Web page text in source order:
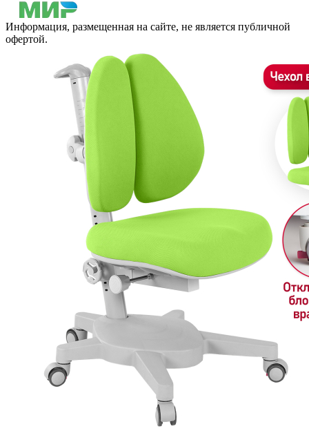
Информация, размещенная на сайте, не является публичной
офертой.